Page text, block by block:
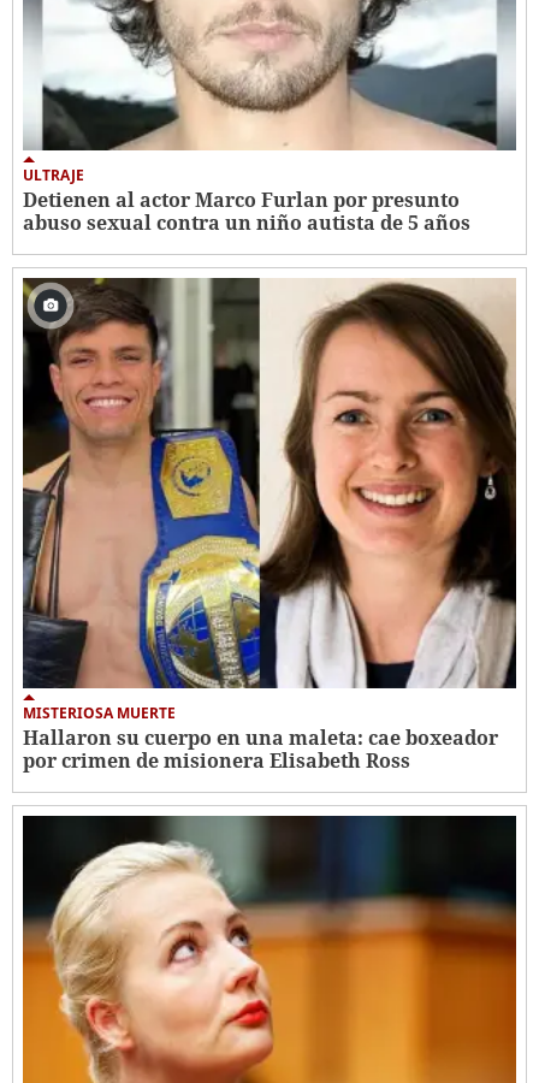
ULTRAJE
Detienen al actor Marco Furlan por presunto
abuso sexual contra un niño autista de 5 años
MISTERIOSA MUERTE
Hallaron su cuerpo en una maleta: cae boxeador
por crimen de misionera Elisabeth Ross